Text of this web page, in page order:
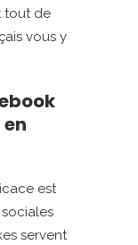
tout de
vous y
est
servent